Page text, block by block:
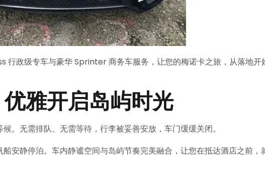
行政级专车与豪华 Sprinter 商务车服务，让您的梅诺卡之旅，从落地开
雅开启岛屿时光
。无需排队、无需等待，行李被妥善安放，车门缓缓关闭。
安静停泊。车内静谧空间与岛屿节奏完美融合，让您在抵达酒店之前，